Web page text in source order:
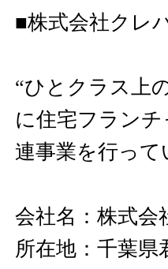
■株式会社クレ
“ひとクラス上
に住宅フラン
連事業を行って
会社名：株式会
所在地：千葉県